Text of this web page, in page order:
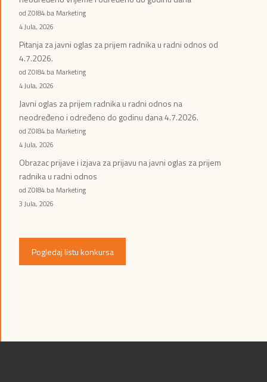
od ZOI84.ba Marketing
4 Jula, 2026
Pitanja za javni oglas za prijem radnika u radni odnos od
4.7.2026.
od ZOI84.ba Marketing
4 Jula, 2026
Javni oglas za prijem radnika u radni odnos na
neodređeno i određeno do godinu dana 4.7.2026.
od ZOI84.ba Marketing
4 Jula, 2026
Obrazac prijave i izjava za prijavu na javni oglas za prijem
radnika u radni odnos
od ZOI84.ba Marketing
3 Jula, 2026
Pogledaj listu konkursa